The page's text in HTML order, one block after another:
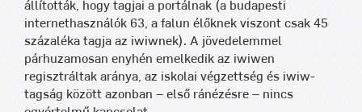
állították, hogy tagjai a portálnak (a budapesti
internethasználók 63, a falun élőknek viszont csak 45
százaléka tagja az iwiwnek). A jövedelemmel
párhuzamosan enyhén emelkedik az iwiwen
regisztráltak aránya, az iskolai végzettség és iwiw-
tagság között azonban – első ránézésre – nincs